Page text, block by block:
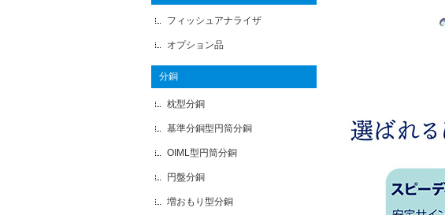
フィッシュアナライザ
オプション品
分銅
枕型分銅
基準分銅型円筒分銅
OIML型円筒分銅
円盤分銅
増おもり型分銅